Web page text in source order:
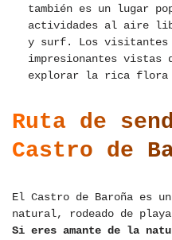
también es un lugar
actividades al aire
y surf. Los visitantes
impresionantes vistas
explorar la rica flora
Ruta de
Castro de
El Castro de Baroña es
natural, rodeado de
Si eres amante de la